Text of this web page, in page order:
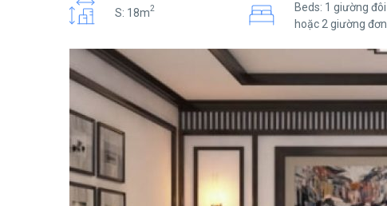
S: 18m2
Beds: 1 giường đôi
hoặc 2 giường đơn